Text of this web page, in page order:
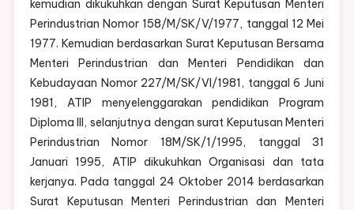
kemudian dikukuhkan dengan Surat Keputusan Menteri
Perindustrian Nomor 158/M/SK/V/1977, tanggal 12 Mei
1977. Kemudian berdasarkan Surat Keputusan Bersama
Menteri Perindustrian dan Menteri Pendidikan dan
Kebudayaan Nomor 227/M/SK/VI/1981, tanggal 6 Juni
1981, ATIP menyelenggarakan pendidikan Program
Diploma III, selanjutnya dengan surat Keputusan Menteri
Perindustrian Nomor 18M/SK/1/1995, tanggal 31
Januari 1995, ATIP dikukuhkan Organisasi dan tata
kerjanya. Pada tanggal 24 Oktober 2014 berdasarkan
Surat Keputusan Menteri Perindustrian dan Menteri